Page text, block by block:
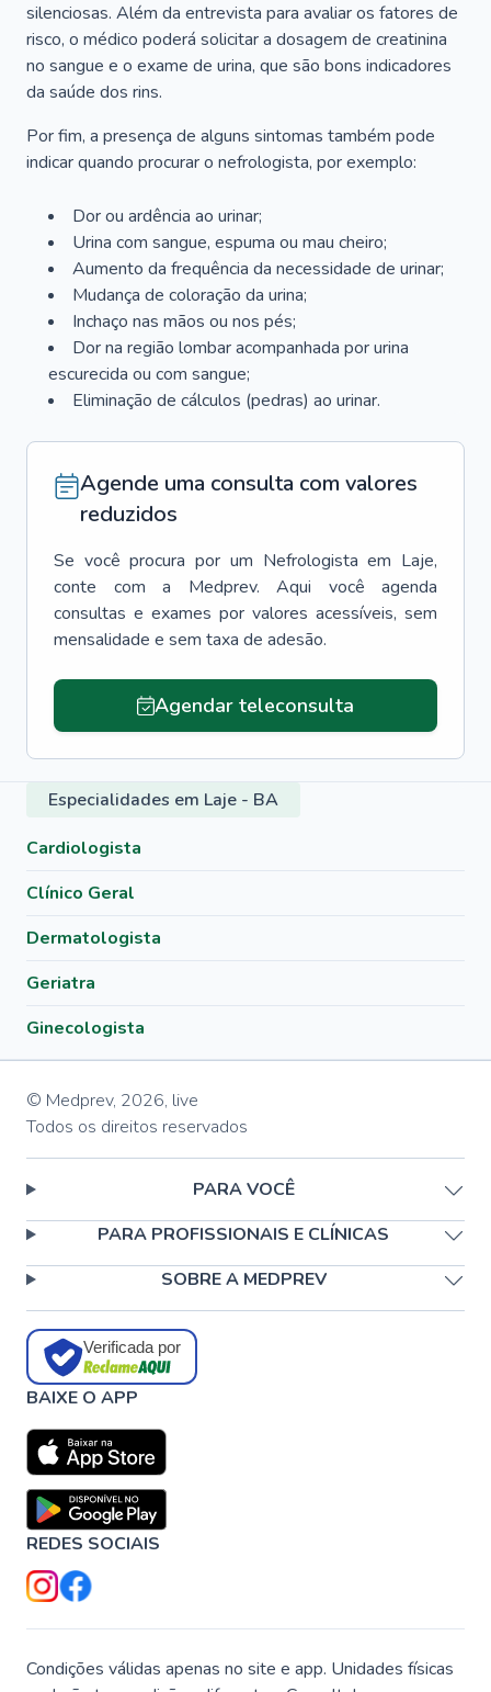
silenciosas. Além da entrevista para avaliar os fatores de
risco, o médico poderá solicitar a dosagem de creatinina
no sangue e o exame de urina, que são bons indicadores
da saúde dos rins.
Por fim, a presença de alguns sintomas também pode
indicar quando procurar o nefrologista, por exemplo:
Dor ou ardência ao urinar;
Urina com sangue, espuma ou mau cheiro;
Aumento da frequência da necessidade de urinar;
Mudança de coloração da urina;
Inchaço nas mãos ou nos pés;
Dor na região lombar acompanhada por urina
escurecida ou com sangue;
Eliminação de cálculos (pedras) ao urinar.
Agende uma consulta com valores
reduzidos
Se você procura por um Nefrologista em Laje,
conte com a Medprev. Aqui você agenda
consultas e exames por valores acessíveis, sem
mensalidade e sem taxa de adesão.
Agendar teleconsulta
Especialidades em Laje - BA
Cardiologista
Clínico Geral
Dermatologista
Geriatra
Ginecologista
© Medprev, 2026, live
Todos os direitos reservados
PARA VOCÊ
PARA PROFISSIONAIS E CLÍNICAS
SOBRE A MEDPREV
Verificada por
BAIXE O APP
REDES SOCIAIS
Condições válidas apenas no site e app. Unidades físicas